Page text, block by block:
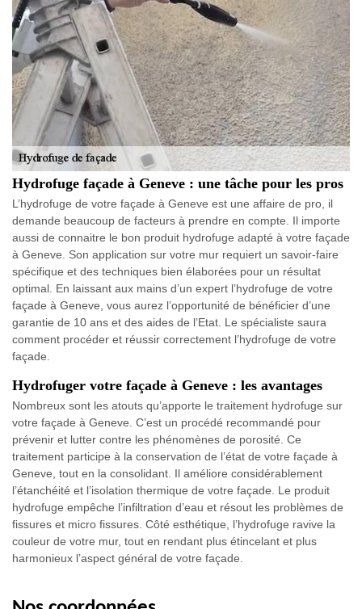
Hydrofuge façade à Geneve : une tâche pour les pros
L’hydrofuge de votre façade à Geneve est une affaire de pro, il
demande beaucoup de facteurs à prendre en compte. Il importe
aussi de connaitre le bon produit hydrofuge adapté à votre façade
à Geneve. Son application sur votre mur requiert un savoir-faire
spécifique et des techniques bien élaborées pour un résultat
optimal. En laissant aux mains d’un expert l’hydrofuge de votre
façade à Geneve, vous aurez l’opportunité de bénéficier d’une
garantie de 10 ans et des aides de l’Etat. Le spécialiste saura
comment procéder et réussir correctement l’hydrofuge de votre
façade.
Hydrofuger votre façade à Geneve : les avantages
Nombreux sont les atouts qu’apporte le traitement hydrofuge sur
votre façade à Geneve. C’est un procédé recommandé pour
prévenir et lutter contre les phénomènes de porosité. Ce
traitement participe à la conservation de l’état de votre façade à
Geneve, tout en la consolidant. Il améliore considérablement
l’étanchéité et l’isolation thermique de votre façade. Le produit
hydrofuge empêche l’infiltration d’eau et résout les problèmes de
fissures et micro fissures. Côté esthétique, l’hydrofuge ravive la
couleur de votre mur, tout en rendant plus étincelant et plus
harmonieux l’aspect général de votre façade.